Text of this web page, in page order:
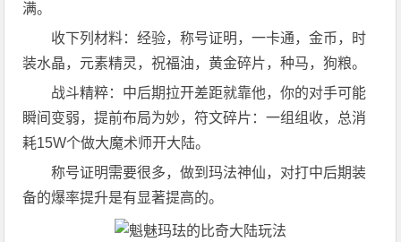
满。
收下列材料：经验，称号证明，一卡通，金币，时
装水晶，元素精灵，祝福油，黄金碎片，种马，狗粮。
战斗精粹：中后期拉开差距就靠他，你的对手可能
瞬间变弱，提前布局为妙，符文碎片：一组组收，总消
耗15W个做大魔术师开大陆。
称号证明需要很多，做到玛法神仙，对打中后期装
备的爆率提升是有显著提高的。